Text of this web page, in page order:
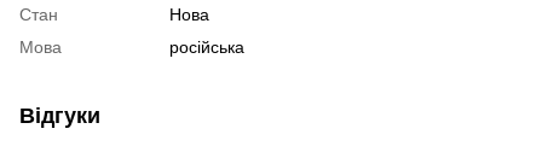
Стан
Нова
Мова
російська
Відгуки